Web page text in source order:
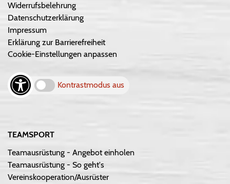
Widerrufsbelehrung
Datenschutzerklärung
Impressum
Erklärung zur Barrierefreiheit
Cookie-Einstellungen anpassen
Kontrastmodus aus
TEAMSPORT
Teamausrüstung - Angebot einholen
Teamausrüstung - So geht's
Vereinskooperation/Ausrüster